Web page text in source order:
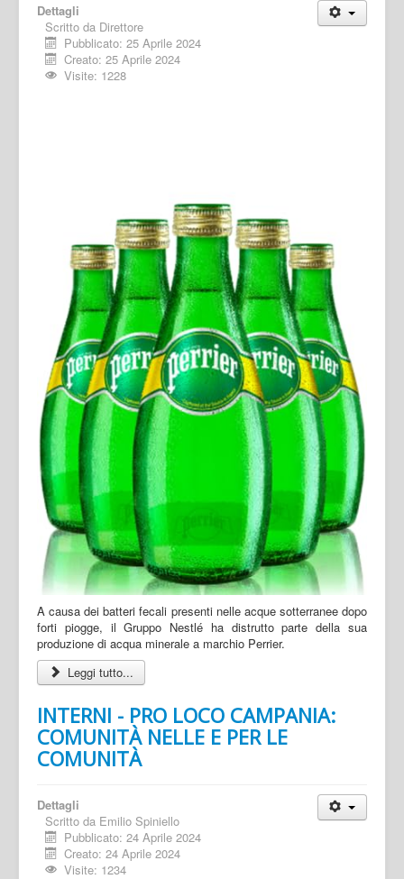
Dettagli
Scritto da Direttore
Pubblicato: 25 Aprile 2024
Creato: 25 Aprile 2024
Visite: 1228
A causa dei batteri fecali presenti nelle acque sotterranee dopo
forti piogge, il Gruppo Nestlé ha distrutto parte della sua
produzione di acqua minerale a marchio Perrier.
Leggi tutto...
INTERNI - PRO LOCO CAMPANIA:
COMUNITÀ NELLE E PER LE
COMUNITÀ
Dettagli
Scritto da Emilio Spiniello
Pubblicato: 24 Aprile 2024
Creato: 24 Aprile 2024
Visite: 1234